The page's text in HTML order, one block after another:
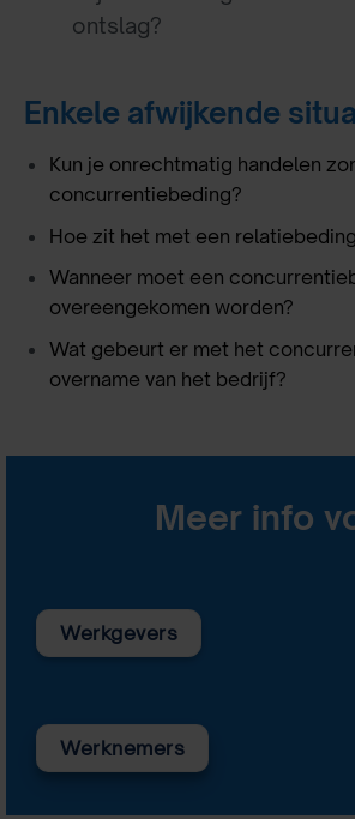
ontslag?
Enkele afwijkende
Kun je onrechtmatig handelen
concurrentiebeding?
Hoe zit het met een
Wanneer moet een
overeengekomen worden?
Wat gebeurt er met het
overname van het bedrijf?
Meer info
Werkgevers
Werknemers